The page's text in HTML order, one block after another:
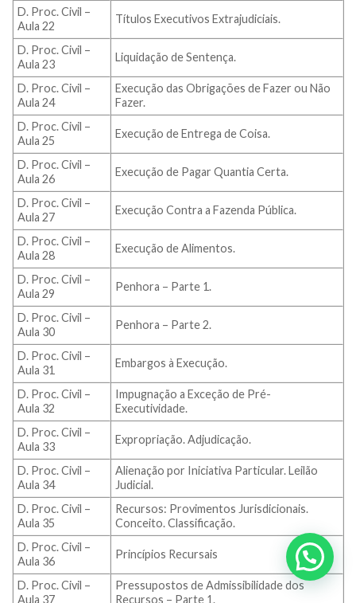
D. Proc. Civil –
Aula 22
Títulos Executivos Extrajudiciais.
D. Proc. Civil –
Aula 23
Liquidação de Sentença.
D. Proc. Civil –
Aula 24
Execução das Obrigações de Fazer ou Não
Fazer.
D. Proc. Civil –
Aula 25
Execução de Entrega de Coisa.
D. Proc. Civil –
Aula 26
Execução de Pagar Quantia Certa.
D. Proc. Civil –
Aula 27
Execução Contra a Fazenda Pública.
D. Proc. Civil –
Aula 28
Execução de Alimentos.
D. Proc. Civil –
Aula 29
Penhora – Parte 1.
D. Proc. Civil –
Aula 30
Penhora – Parte 2.
D. Proc. Civil –
Aula 31
Embargos à Execução.
D. Proc. Civil –
Aula 32
Impugnação a Exceção de Pré-
Executividade.
D. Proc. Civil –
Aula 33
Expropriação. Adjudicação.
D. Proc. Civil –
Aula 34
Alienação por Iniciativa Particular. Leilão
Judicial.
D. Proc. Civil –
Aula 35
Recursos: Provimentos Jurisdicionais.
Conceito. Classificação.
D. Proc. Civil –
Aula 36
Princípios Recursais
D. Proc. Civil –
Aula 37
Pressupostos de Admissibilidade dos
Recursos – Parte 1.